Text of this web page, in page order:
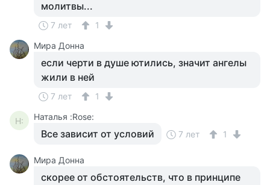
молитвы...
7 лет
1
Мира Донна
если черти в душе ютились, значит ангелы
жили в ней
7 лет 1
Н: Наталья :Rose:
Все зависит от условий 7 лет 1
Мира Донна
скорее от обстоятельств, что в принципе